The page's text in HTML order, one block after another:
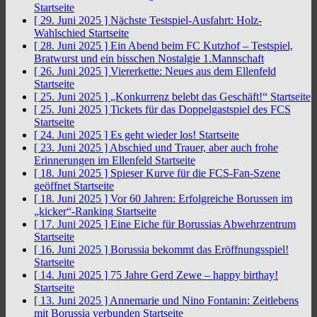
Startseite
[ 29. Juni 2025 ] Nächste Testspiel-Ausfahrt: Holz-
Wahlschied Startseite
[ 28. Juni 2025 ] Ein Abend beim FC Kutzhof – Testspiel,
Bratwurst und ein bisschen Nostalgie 1.Mannschaft
[ 26. Juni 2025 ] Viererkette: Neues aus dem Ellenfeld
Startseite
[ 25. Juni 2025 ] „Konkurrenz belebt das Geschäft!“ Startseite
[ 25. Juni 2025 ] Tickets für das Doppelgastspiel des FCS
Startseite
[ 24. Juni 2025 ] Es geht wieder los! Startseite
[ 23. Juni 2025 ] Abschied und Trauer, aber auch frohe
Erinnerungen im Ellenfeld Startseite
[ 18. Juni 2025 ] Spieser Kurve für die FCS-Fan-Szene
geöffnet Startseite
[ 18. Juni 2025 ] Vor 60 Jahren: Erfolgreiche Borussen im
„kicker“-Ranking Startseite
[ 17. Juni 2025 ] Eine Eiche für Borussias Abwehrzentrum
Startseite
[ 16. Juni 2025 ] Borussia bekommt das Eröffnungsspiel!
Startseite
[ 14. Juni 2025 ] 75 Jahre Gerd Zewe – happy birthay!
Startseite
[ 13. Juni 2025 ] Annemarie und Nino Fontanin: Zeitlebens
mit Borussia verbunden Startseite